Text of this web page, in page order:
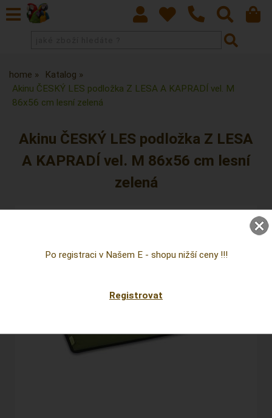
home
Katalog
Akinu ČESKÝ LES podložka Z LESA A KAPRADÍ vel. M
86x56 cm lesní zelená
Akinu ČESKÝ LES podložka Z LESA
A KAPRADÍ vel. M 86x56 cm lesní
zelená
Po registraci v Našem E - shopu nižší ceny !!!
Registrovat